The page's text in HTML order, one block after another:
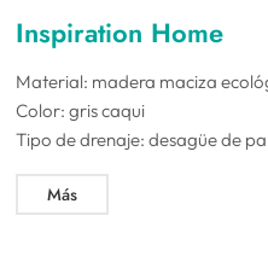
Inspiration Home
Material: madera maciza
Color: gris caqui
Tipo de drenaje: desagüe de
Más